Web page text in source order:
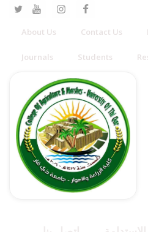
About Us Contact Us
Journals Students